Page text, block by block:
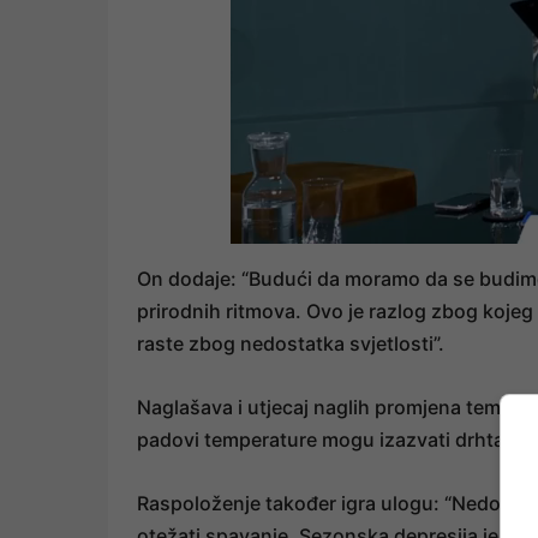
On dodaje: “Budući da moramo da se
prirodnih ritmova. Ovo je razlog zbog
raste zbog nedostatka svjetlosti”.
Naglašava i utjecaj naglih promjena
padovi temperature mogu izazvati
Raspoloženje također igra ulogu: